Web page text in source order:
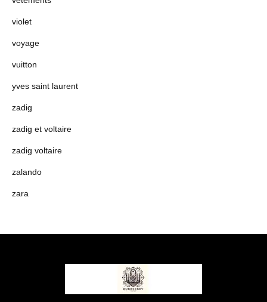
violet
voyage
vuitton
yves saint laurent
zadig
zadig et voltaire
zadig voltaire
zalando
zara